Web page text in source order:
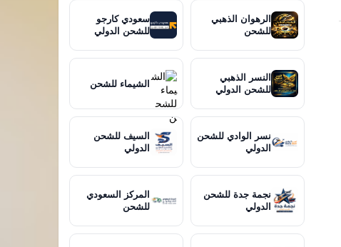
الرهوان الذهبي
للشحن
سعودي كارجو
للشحن الدولي
النسر الذهبي
للشحن الدولي
الشيماء للشحن
نسر الوادي للشحن
الدولي
السيف للشحن
الدولي
نجمة جدة للشحن
الدولي
المركز السعودي
للشحن